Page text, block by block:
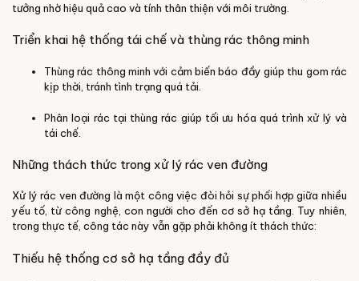
tưởng nhờ hiệu quả cao và tính thân thiện với môi trường.
Triển khai hệ thống tái chế và thùng rác thông minh
Thùng rác thông minh với cảm biến báo đầy giúp thu gom rác
kịp thời, tránh tình trạng quá tải.
Phân loại rác tại thùng rác giúp tối ưu hóa quá trình xử lý và
tái chế.
Những thách thức trong xử lý rác ven đường
Xử lý rác ven đường là một công việc đòi hỏi sự phối hợp giữa nhiều
yếu tố, từ công nghệ, con người cho đến cơ sở hạ tầng. Tuy nhiên,
trong thực tế, công tác này vẫn gặp phải không ít thách thức:
Thiếu hệ thống cơ sở hạ tầng đầy đủ